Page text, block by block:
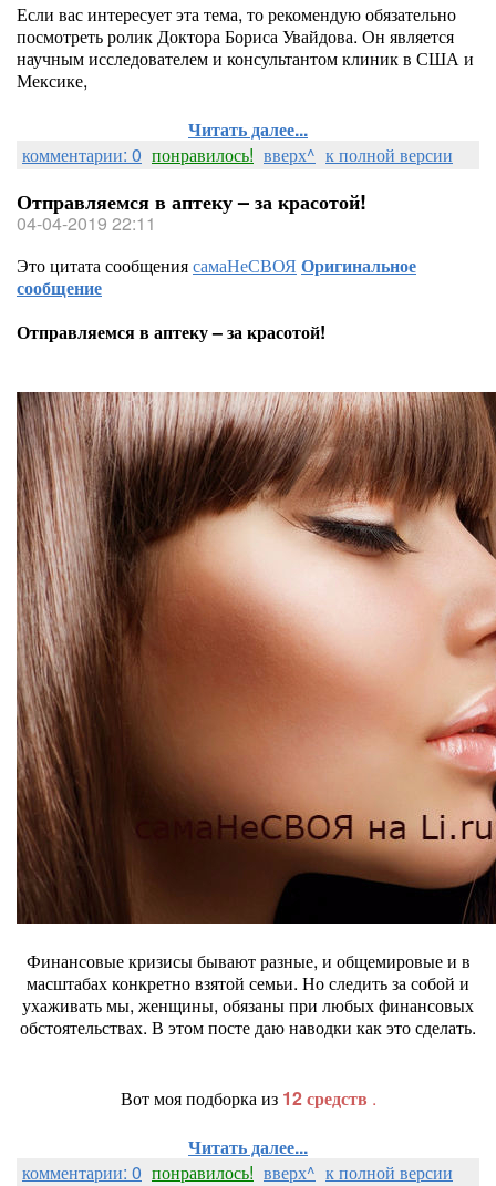
Если вас интересует эта тема, то рекомендую обязательно
посмотреть ролик Доктора Бориса Увайдова. Он является
научным исследователем и консультантом клиник в США и
Мексике,
Читать далее...
комментарии: 0 понравилось! вверх^ к полной версии
Отправляемся в аптеку – за красотой!
04-04-2019 22:11
Это цитата сообщениясамаНеСВОЯ Оригинальное
сообщение
Отправляемся в аптеку – за красотой!
Финансовые кризисы бывают разные, и общемировые и в
масштабах конкретно взятой семьи. Но следить за собой и
ухаживать мы, женщины, обязаны при любых финансовых
обстоятельствах. В этом посте даю наводки как это сделать.
Вот моя подборка из 12 средств .
Читать далее...
комментарии: 0 понравилось! вверх^ к полной версии